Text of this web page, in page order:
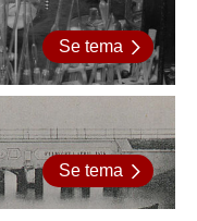
Se tema
Se tema